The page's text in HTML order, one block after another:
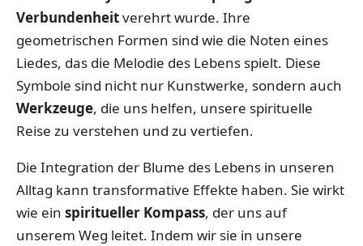
Verbundenheitverehrt wurde. Ihre
geometrischen Formen sind wie die Noten eines
Liedes, das die Melodie des Lebens spielt. Diese
Symbole sind nicht nur Kunstwerke, sondern auch
Werkzeuge, die uns helfen, unsere spirituelle
Reise zu verstehen und zu vertiefen.
Die Integration der Blume des Lebens in unseren
Alltag kann transformative Effekte haben. Sie wirkt
wie ein spiritueller Kompass, der uns auf
unserem Weg leitet. Indem wir sie in unsere